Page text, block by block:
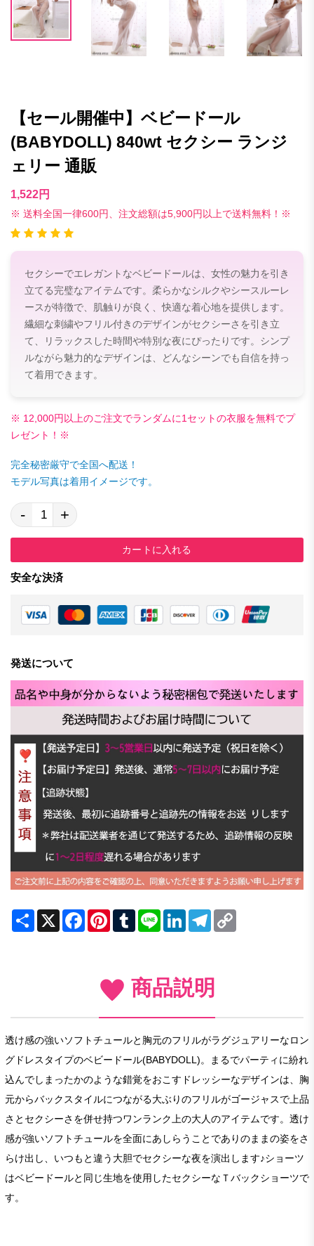
【セール開催中】ベビードール
(BABYDOLL) 840wt セクシー ランジ
ェリー 通販
1,522円
※ 送料全国一律600円、注文総額は5,900円以上で送料無料！※
セクシーでエレガントなベビードールは、女性の魅力を引き
立てる完璧なアイテムです。柔らかなシルクやシースルーレ
ースが特徴で、肌触りが良く、快適な着心地を提供します。
繊細な刺繍やフリル付きのデザインがセクシーさを引き立
て、リラックスした時間や特別な夜にぴったりです。シンプ
ルながら魅力的なデザインは、どんなシーンでも自信を持っ
て着用できます。
※ 12,000円以上のご注文でランダムに1セットの衣服を無料でプ
レゼント！※
完全秘密厳守で全国へ配送！
モデル写真は着用イメージです。
- +
カートに入れる
安全な決済
発送について
Share X FacebookPinterestTumblrLine LinkedInTelegram
商品説明
透け感の強いソフトチュールと胸元のフリルがラグジュアリーなロン
グドレスタイプのベビードール(BABYDOLL)。まるでパーティに紛れ
込んでしまったかのような錯覚をおこすドレッシーなデザインは、胸
元からバックスタイルにつながる大ぶりのフリルがゴージャスで上品
さとセクシーさを併せ持つワンランク上の大人のアイテムです。透け
感が強いソフトチュールを全面にあしらうことでありのままの姿をさ
らけ出し、いつもと違う大胆でセクシーな夜を演出します♪ショーツ
はベビードールと同じ生地を使用したセクシーなＴバックショーツで
す。